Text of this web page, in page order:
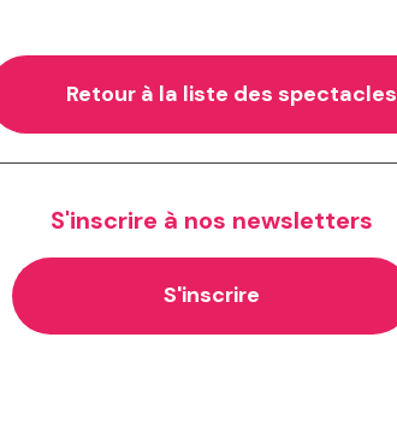
Retour à la liste des spectacles
S'inscrire à nos newsletters
S'inscrire